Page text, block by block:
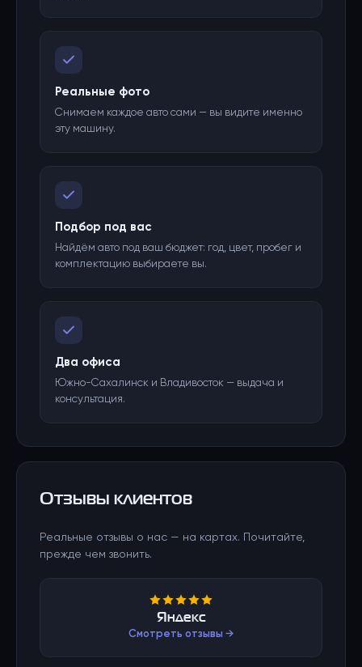
Реальные фото
Снимаем каждое авто сами — вы видите именно
эту машину.
Подбор под вас
Найдём авто под ваш бюджет: год, цвет, пробег и
комплектацию выбираете вы.
Два офиса
Южно-Сахалинск и Владивосток — выдача и
консультация.
Отзывы клиентов
Реальные отзывы о нас — на картах. Почитайте,
прежде чем звонить.
Яндекс
Смотреть отзывы →